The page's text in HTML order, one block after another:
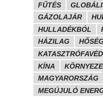
FŰTÉS
GÁZOLAJÁR
HULLADÉKBÓL
HÁZILAG
KÍNA
MAGYARORSZÁG
MEGÚJULÓ